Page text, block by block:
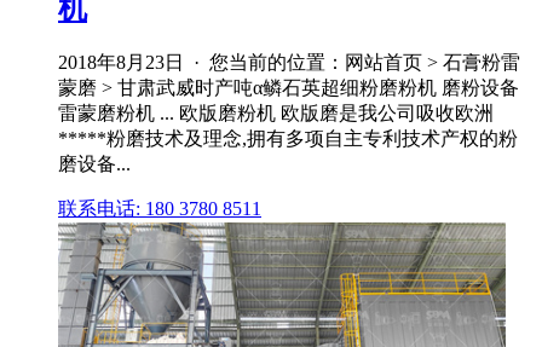
机
2018年8月23日 · 您当前的位置：网站首页 > 石膏粉雷
蒙磨 > 甘肃武威时产吨α鳞石英超细粉磨粉机 磨粉设备
雷蒙磨粉机 ... 欧版磨粉机 欧版磨是我公司吸收欧洲
*****粉磨技术及理念,拥有多项自主专利技术产权的粉
磨设备...
联系电话: 180 3780 8511